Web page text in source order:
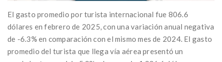
El gasto promedio por turista internacional fue 806.6
dólares en febrero de 2025, con una variación anual negativa
de -6.3% en comparación con el mismo mes de 2024. El gasto
promedio del turista que llega vía aérea presentó un